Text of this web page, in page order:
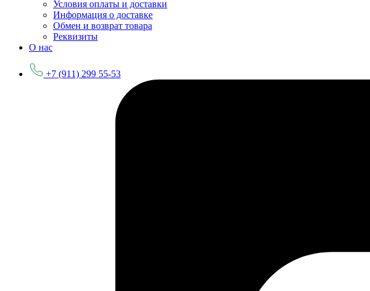
Условия оплаты и доставки
Информация о доставке
Обмен и возврат товара
Реквизиты
О нас
+7 (911) 299 55-53